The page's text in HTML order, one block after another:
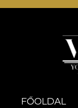
a legmagasabb
FŐOLDAL